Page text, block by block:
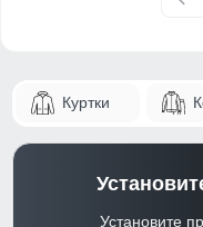
Куртки
Установите